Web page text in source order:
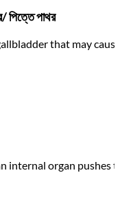
পাথর
that may
internal organ pushes